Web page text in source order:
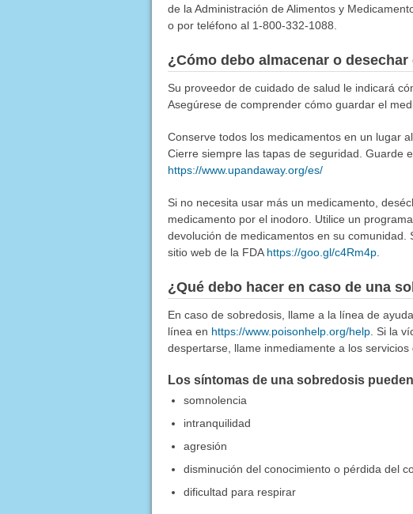
de la Administración de Alimentos y
o por teléfono al 1-800-332-1088.
¿Cómo debo almacenar o
Su proveedor de cuidado de salud le indicará
Asegúrese de comprender cómo guardar el
Conserve todos los medicamentos en un lugar
Cierre siempre las tapas de seguridad. Guarde
https://www.upandaway.org/es/
Si no necesita usar más un medicamento,
medicamento por el inodoro. Utilice un
devolución de medicamentos en su
sitio web de la FDAhttps://goo.gl/c4Rm4p.
¿Qué debo hacer en caso de una
En caso de sobredosis, llame a la línea de
línea en https://www.poisonhelp.org/help. Si la
despertarse, llame inmediamente a los servicios
Los síntomas de una sobredosis
somnolencia
intranquilidad
agresión
disminución del conocimiento o pérdida del
dificultad para respirar